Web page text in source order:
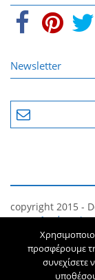
Newsletter
copyright 2015 -
Θεσσαλονίκη The
Όροι και
προσφέρουμε
συνεχίσετε